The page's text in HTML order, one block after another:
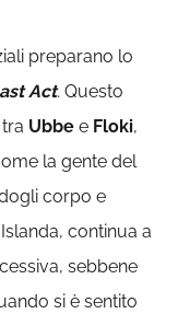
preparano lo
Act.Questo
Ubbe e Floki,
la gente del
corpo e
continua a
sebbene
si è sentito